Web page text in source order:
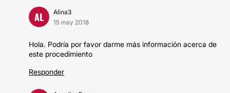
AL
Alina3
15 may 2018
Hola. Podría por favor darme más información acerca de
este procedimiento
Responder